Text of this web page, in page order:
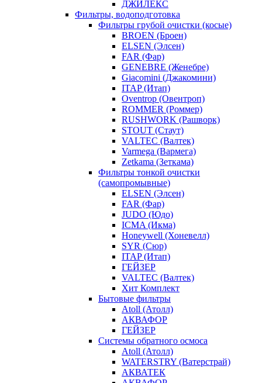
ДЖИЛЕКС
Фильтры, водоподготовка
Фильтры грубой очистки (косые)
BROEN (Броен)
ELSEN (Элсен)
FAR (Фар)
GENEBRE (Женебре)
Giacomini (Джакомини)
ITAP (Итап)
Oventrop (Овентроп)
ROMMER (Роммер)
RUSHWORK (Рашворк)
STOUT (Стаут)
VALTEC (Валтек)
Varmega (Вармега)
Zetkama (Зеткама)
Фильтры тонкой очистки
(самопромывные)
ELSEN (Элсен)
FAR (Фар)
JUDO (Юдо)
ICMA (Икма)
Honeywell (Хоневелл)
SYR (Сюр)
ITAP (Итап)
ГЕЙЗЕР
VALTEC (Валтек)
Хит Комплект
Бытовые фильтры
Atoll (Атолл)
АКВАФОР
ГЕЙЗЕР
Системы обратного осмоса
Atoll (Атолл)
WATERSTRY (Ватерстрай)
АКВАТЕК